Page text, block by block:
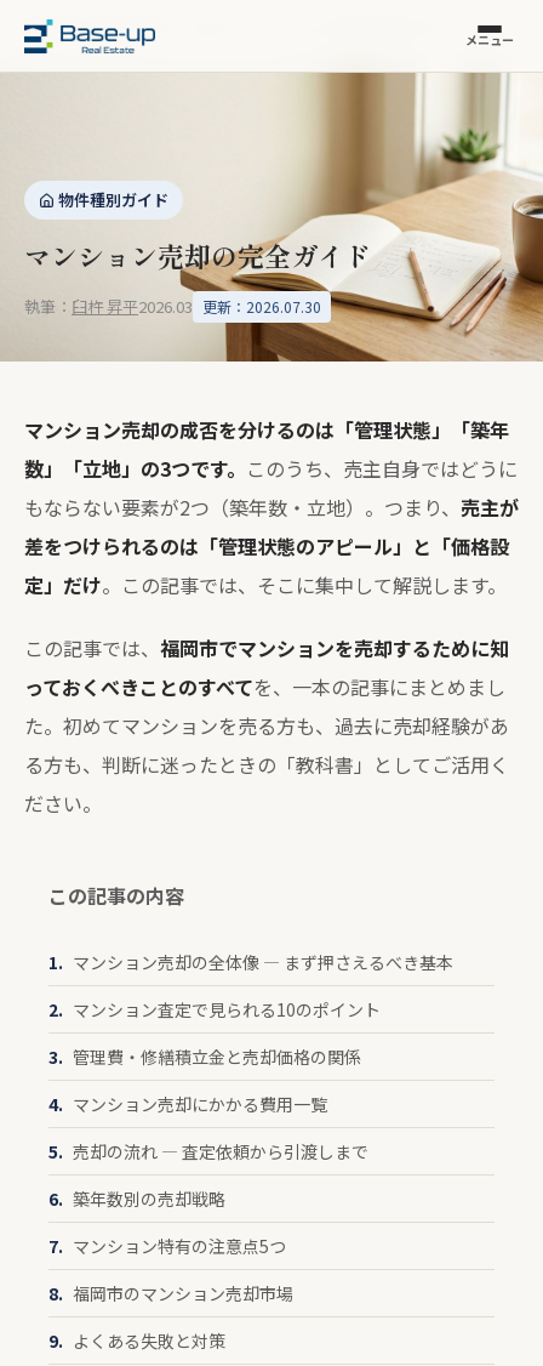
メニュー
福岡市の不動産売却
物件種別ガイド
マンション売却の完全ガイド
執筆： 臼杵 昇平2026.03 更新：2026.07.30
マンション売却の成否を分けるのは「管理状態」「築年
数」「立地」の3つです。 このうち、売主自身ではどうに
もならない要素が2つ（築年数・立地）。つまり、 売主が
差をつけられるのは「管理状態のアピール」と「価格設
定」だけ。この記事では、そこに集中して解説します。
この記事では、 福岡市でマンションを売却するために知
っておくべきことのすべてを、一本の記事にまとめまし
た。初めてマンションを売る方も、過去に売却経験があ
る方も、判断に迷ったときの「教科書」としてご活用く
ださい。
この記事の内容
マンション売却の全体像 — まず押さえるべき基本
マンション査定で見られる10のポイント
管理費・修繕積立金と売却価格の関係
マンション売却にかかる費用一覧
売却の流れ — 査定依頼から引渡しまで
築年数別の売却戦略
マンション特有の注意点5つ
福岡市のマンション売却市場
よくある失敗と対策